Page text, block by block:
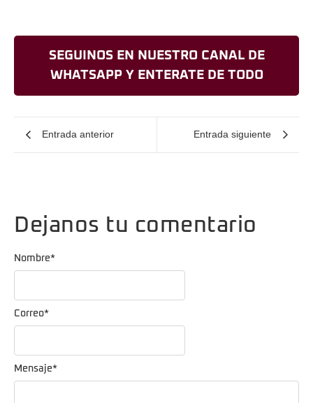
SEGUINOS EN NUESTRO CANAL DE
WHATSAPP Y ENTERATE DE TODO
Entrada anterior Entrada siguiente
Dejanos tu comentario
Mensaje*
Nombre*
Correo*